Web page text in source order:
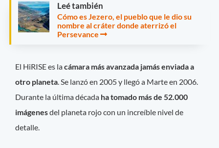
Leé también
Cómo es Jezero, el pueblo que le dio su
nombre al cráter donde aterrizó el
Persevance
El HiRISE es lacámara más avanzada jamás enviada a
otro planeta. Se lanzó en 2005 y llegó a Marte en 2006.
Durante la última década ha tomado más de 52.000
imágenesdel planeta rojo con un increíble nivel de
detalle.